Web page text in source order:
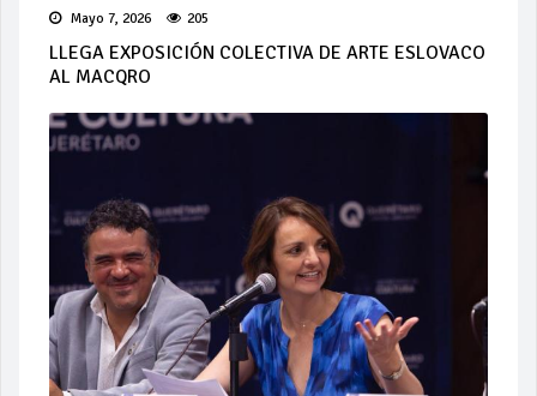
Mayo 7, 2026 205
LLEGA EXPOSICIÓN COLECTIVA DE ARTE ESLOVACO
AL MACQRO